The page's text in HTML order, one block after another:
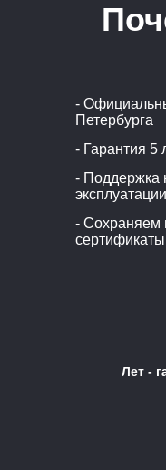
Лет -
-
Петербурга
- Гарантия 5
- Поддержка
эксплуатации
- Сохраняем